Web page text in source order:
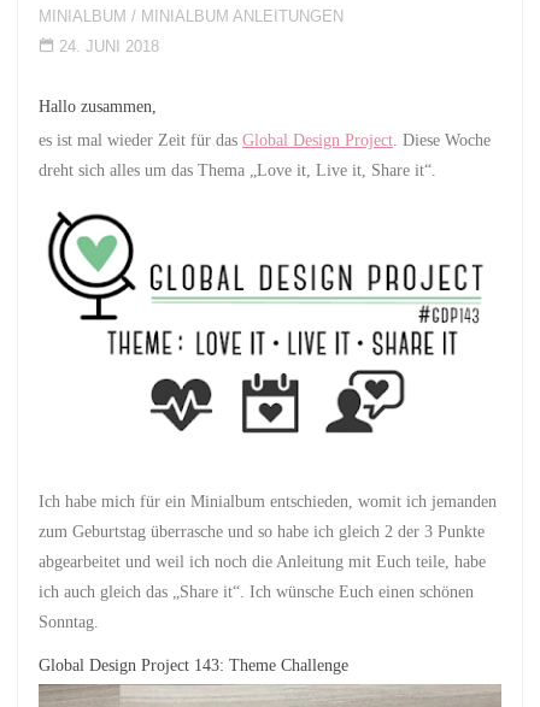
MINIALBUM / MINIALBUM ANLEITUNGEN
24. JUNI 2018
Hallo zusammen,
es ist mal wieder Zeit für dasGlobal Design Project. Diese Woche
dreht sich alles um das Thema „Love it, Live it, Share it“.
Ich habe mich für ein Minialbum entschieden, womit ich jemanden
zum Geburtstag überrasche und so habe ich gleich 2 der 3 Punkte
abgearbeitet und weil ich noch die Anleitung mit Euch teile, habe
ich auch gleich das „Share it“. Ich wünsche Euch einen schönen
Sonntag.
Global Design Project 143: Theme Challenge